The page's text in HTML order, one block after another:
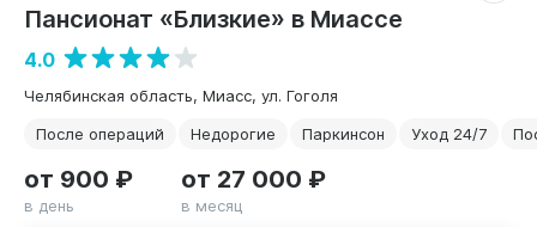
Пансионат «Близкие» в Миассе
4.0
Челябинская область, Миасс, ул. Гоголя
После операций
Недорогие Паркинсон Уход 24/7
от 900 ₽
в день
от 27 000 ₽
в месяц